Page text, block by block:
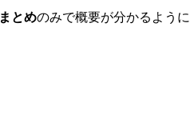
まとめのみで概要が分かるように